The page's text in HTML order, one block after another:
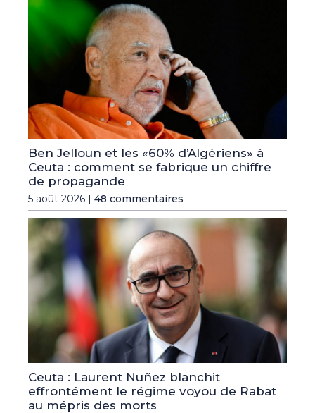
Ben Jelloun et les «60% d’Algériens» à
Ceuta : comment se fabrique un chiffre
de propagande
5 août 2026 | 48 commentaires
Ceuta : Laurent Nuñez blanchit
effrontément le régime voyou de Rabat
au mépris des morts